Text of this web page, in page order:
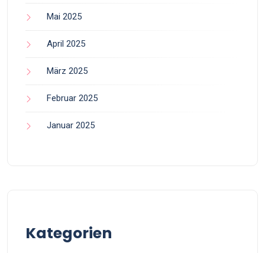
Mai 2025
April 2025
März 2025
Februar 2025
Januar 2025
Kategorien